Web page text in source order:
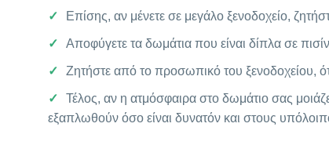
Επίσης, αν μένετε σε μεγάλο ξενοδοχείο,
Αποφύγετε τα δωμάτια που είναι δίπλα σε
Ζητήστε από το προσωπικό του ξενοδοχείου,
Τέλος, αν η ατμόσφαιρα στο δωμάτιο σας
εξαπλωθούν όσο είναι δυνατόν και στους